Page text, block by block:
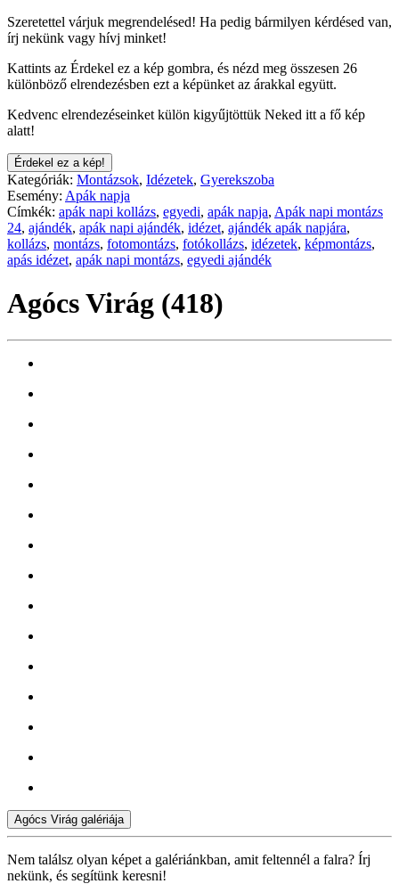
Szeretettel várjuk megrendelésed! Ha pedig bármilyen kérdésed van,
írj nekünk vagy hívj minket!
Kattints az Érdekel ez a kép gombra, és nézd meg összesen 26
különböző elrendezésben ezt a képünket az árakkal együtt.
Kedvenc elrendezéseinket külön kigyűjtöttük Neked itt a fő kép
alatt!
Érdekel ez a kép!
Kategóriák: Montázsok, Idézetek, Gyerekszoba
Esemény: Apák napja
Címkék: apák napi kollázs, egyedi, apák napja, Apák napi montázs
24, ajándék, apák napi ajándék, idézet, ajándék apák napjára,
kollázs, montázs, fotomontázs, fotókollázs, idézetek, képmontázs,
apás idézet, apák napi montázs, egyedi ajándék
Agócs Virág (418)
Agócs Virág galériája
Nem találsz olyan képet a galériánkban, amit feltennél a falra? Írj
nekünk, és segítünk keresni!